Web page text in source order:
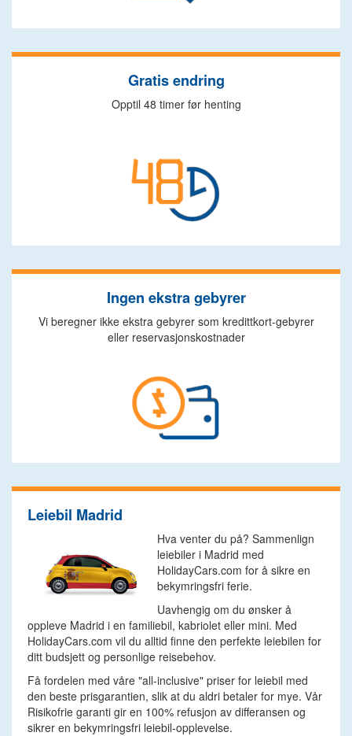
Gratis endring
Opptil 48 timer før henting
Ingen ekstra gebyrer
Vi beregner ikke ekstra gebyrer som kredittkort-gebyrer
eller reservasjonskostnader
Leiebil Madrid
Hva venter du på? Sammenlign
leiebiler i Madrid med
HolidayCars.com for å sikre en
bekymringsfri ferie.
Uavhengig om du ønsker å
oppleve Madrid i en familiebil, kabriolet eller mini. Med
HolidayCars.com vil du alltid finne den perfekte leiebilen for
ditt budsjett og personlige reisebehov.
Få fordelen med våre "all-inclusive" priser for leiebil med
den beste prisgarantien, slik at du aldri betaler for mye. Vår
Risikofrie garanti gir en 100% refusjon av differansen og
sikrer en bekymringsfri leiebil-opplevelse.